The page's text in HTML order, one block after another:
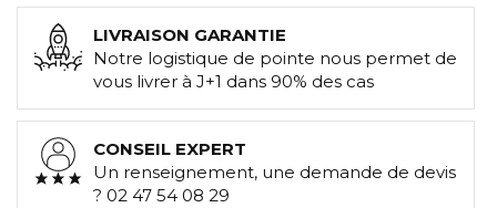
LIVRAISON GARANTIE
Notre logistique de pointe nous permet de
vous livrer à J+1 dans 90% des cas
CONSEIL EXPERT
Un renseignement, une demande de devis
? 02 47 54 08 29